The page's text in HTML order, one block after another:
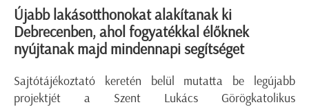
Újabb lakásotthonokat alakítanak ki
Debrecenben, ahol fogyatékkal élőknek
nyújtanak majd mindennapi segítséget
Sajtótájékoztató keretén belül mutatta be legújabb
projektjét a Szent Lukács Görögkatolikus